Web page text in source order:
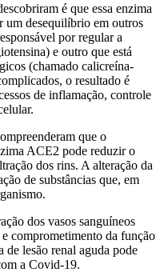
é que essa enzima
um desequilíbrio em outros
por regular a
e outro que está
(chamado calicreína-
o resultado é
de inflamação, controle
que o
ACE2 pode reduzir o
dos rins. A alteração da
de substâncias que, em
dos vasos sanguíneos
comprometimento da função
de lesão renal aguda pode
a Covid-19.